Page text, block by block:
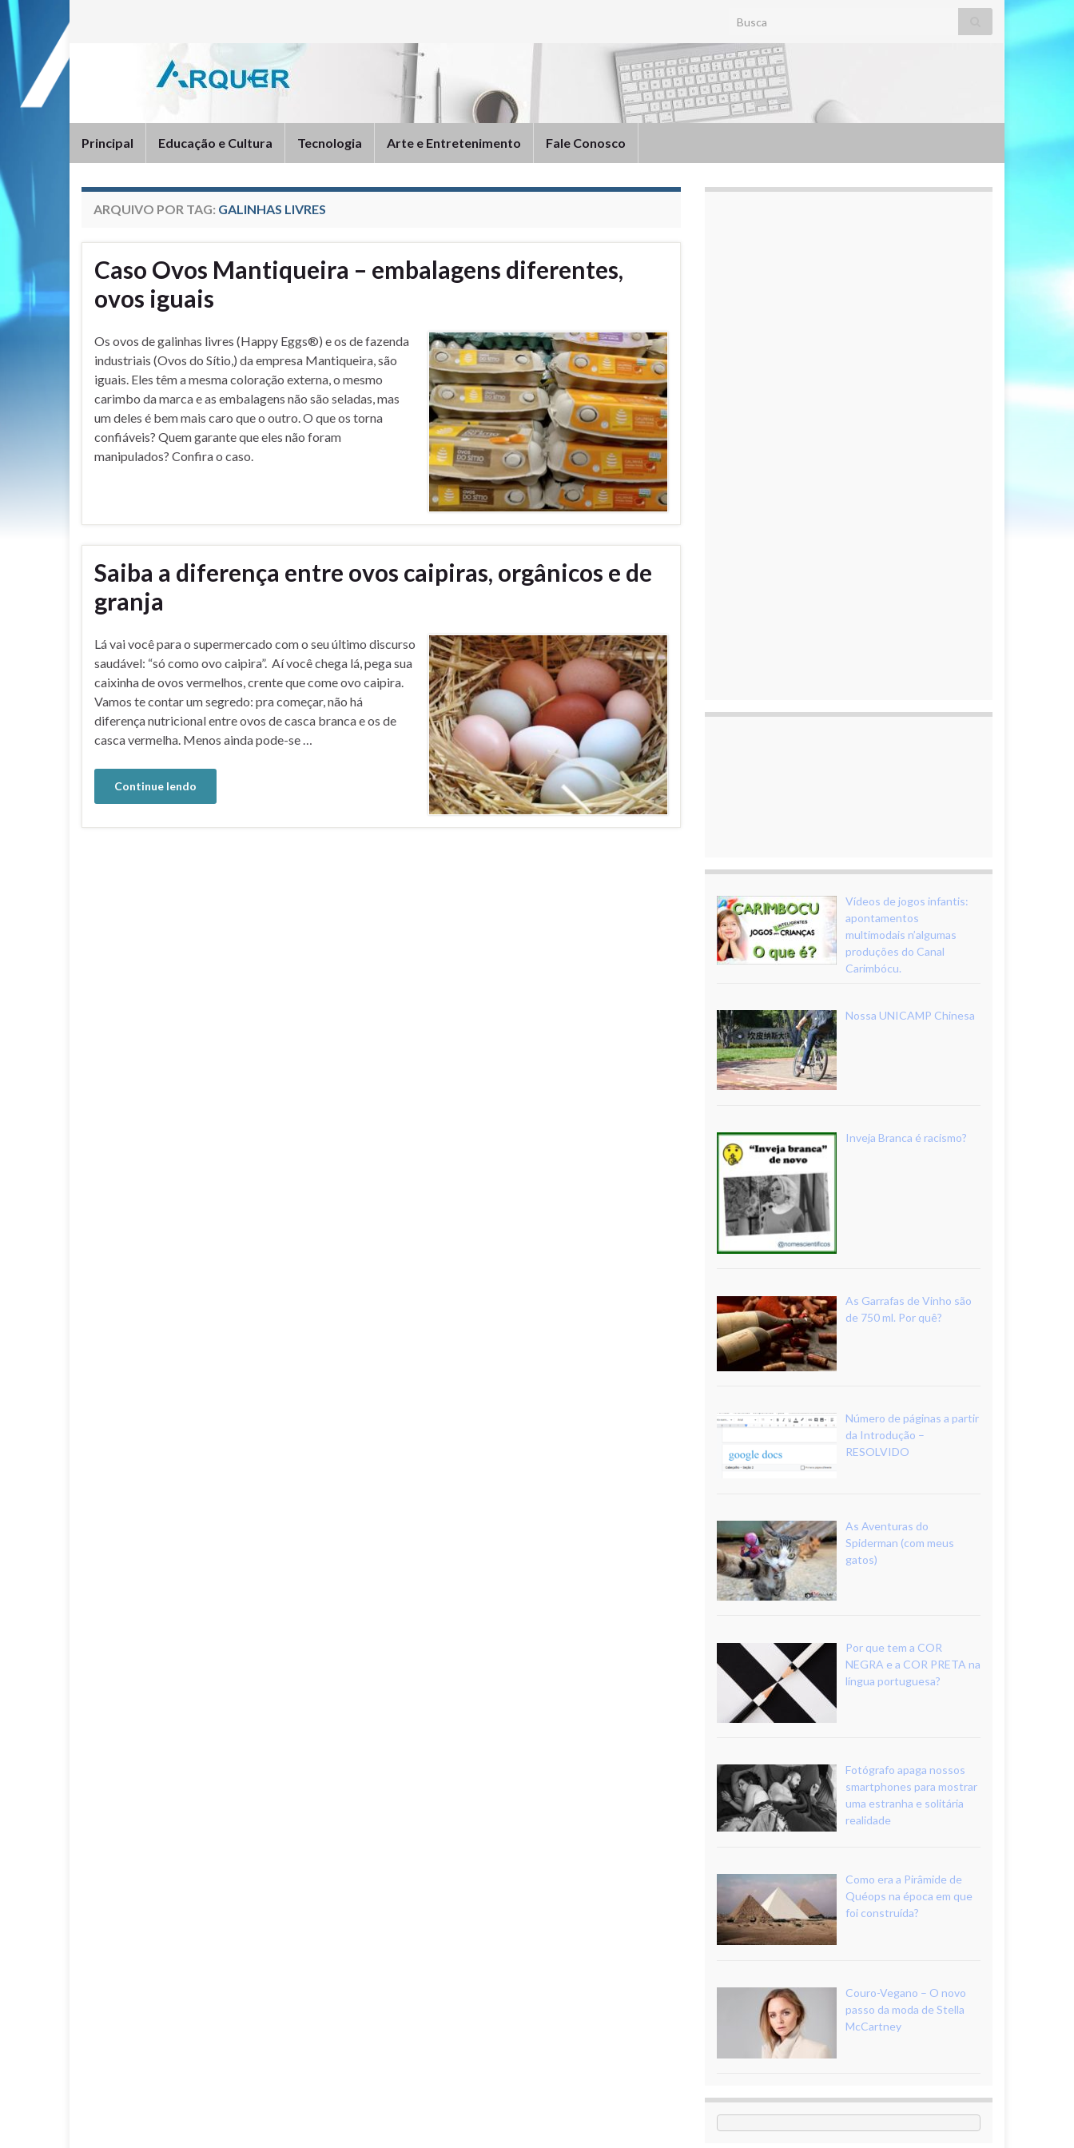
Search for:
Principal Educação e Cultura Tecnologia Arte e Entretenimento Fale Conosco
ARQUIVO POR TAG: GALINHAS LIVRES
Caso Ovos Mantiqueira – embalagens diferentes,
ovos iguais
Os ovos de galinhas livres (Happy Eggs®️) e os de fazenda
industriais (Ovos do Sítio,) da empresa Mantiqueira, são
iguais. Eles têm a mesma coloração externa, o mesmo
carimbo da marca e as embalagens não são seladas, mas
um deles é bem mais caro que o outro. O que os torna
confiáveis? Quem garante que eles não foram
manipulados? Confira o caso.
Saiba a diferença entre ovos caipiras, orgânicos e de
granja
Lá vai você para o supermercado com o seu último discurso
saudável: “só como ovo caipira”. Aí você chega lá, pega sua
caixinha de ovos vermelhos, crente que come ovo caipira.
Vamos te contar um segredo: pra começar, não há
diferença nutricional entre ovos de casca branca e os de
casca vermelha. Menos ainda pode-se …
Continue lendo
Vídeos de jogos infantis:
apontamentos
multimodais n’algumas
produções do Canal
Carimbócu.
Nossa UNICAMP Chinesa
Inveja Branca é racismo?
As Garrafas de Vinho são
de 750 ml. Por quê?
Número de páginas a partir
da Introdução –
RESOLVIDO
As Aventuras do
Spiderman (com meus
gatos)
Por que tem a COR
NEGRA e a COR PRETA na
língua portuguesa?
Fotógrafo apaga nossos
smartphones para mostrar
uma estranha e solitária
realidade
Como era a Pirâmide de
Quéops na época em que
foi construída?
Couro-Vegano – O novo
passo da moda de Stella
McCartney